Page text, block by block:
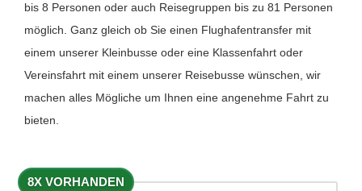
bis 8 Personen oder auch Reisegruppen bis zu 81 Personen
möglich. Ganz gleich ob Sie einen Flughafentransfer mit
einem unserer Kleinbusse oder eine Klassenfahrt oder
Vereinsfahrt mit einem unserer Reisebusse wünschen, wir
machen alles Mögliche um Ihnen eine angenehme Fahrt zu
bieten.
8X VORHANDEN